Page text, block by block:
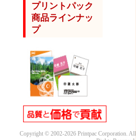
プリントパック
商品ラインナッ
プ
Copyright © 2002-2026 Printpac Corporation. All